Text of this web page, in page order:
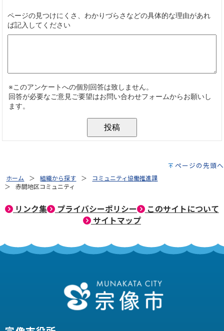
ページの先頭へ
ホーム 組織から探す
コミュニティ協働推進課
赤間地区コミュニティ
リンク集 プライバシーポリシー
このサイトについて
サイトマップ